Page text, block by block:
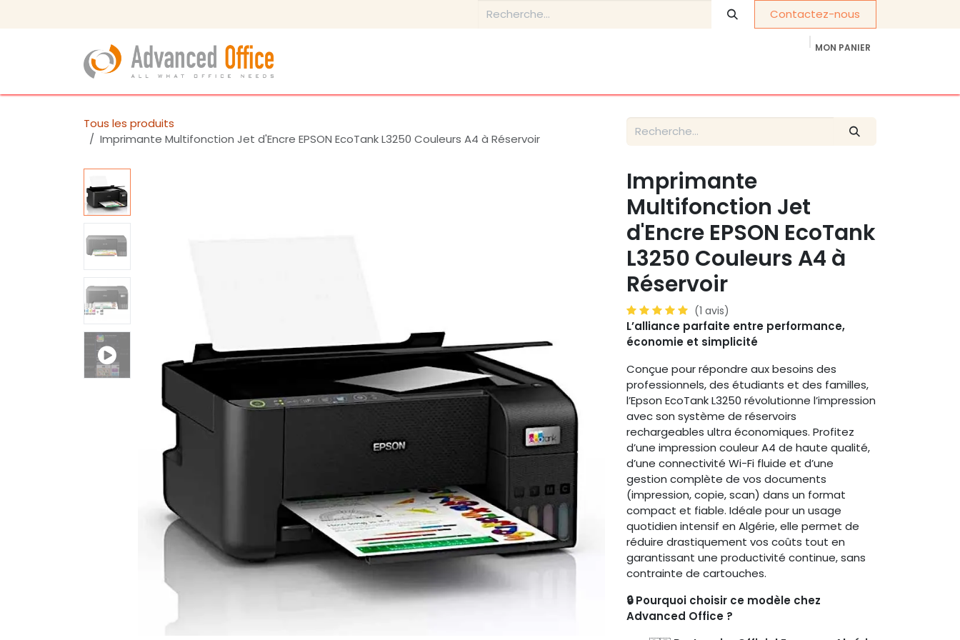
Contactez-nous
MON PANIER
Tous les produits
Imprimante Multifonction Jet d'Encre EPSON EcoTank L3250 Couleurs A4 à Réservoir
Imprimante
Multifonction Jet
d'Encre EPSON EcoTank
L3250 Couleurs A4 à
Réservoir
(1 avis)
L’alliance parfaite entre performance,
économie et simplicité
Conçue pour répondre aux besoins des
professionnels, des étudiants et des familles,
l’Epson EcoTank L3250 révolutionne l’impression
avec son système de réservoirs
rechargeables ultra économiques. Profitez
d’une impression couleur A4 de haute qualité,
d’une connectivité Wi-Fi fluide et d’une
gestion complète de vos documents
(impression, copie, scan) dans un format
compact et fiable. Idéale pour un usage
quotidien intensif en Algérie, elle permet de
réduire drastiquement vos coûts tout en
garantissant une productivité continue, sans
contrainte de cartouches.
🔒 Pourquoi choisir ce modèle chez
Advanced Office ?